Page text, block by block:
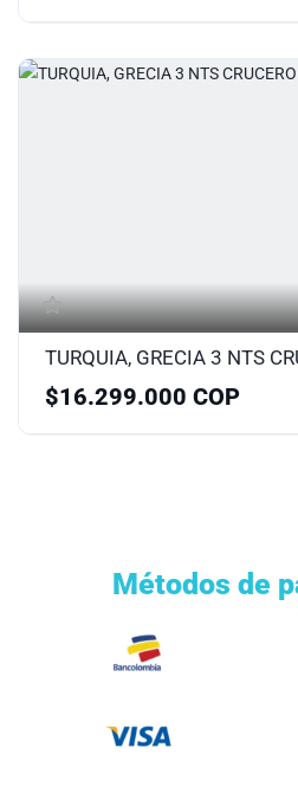
$16.299.000 COP
Métodos de